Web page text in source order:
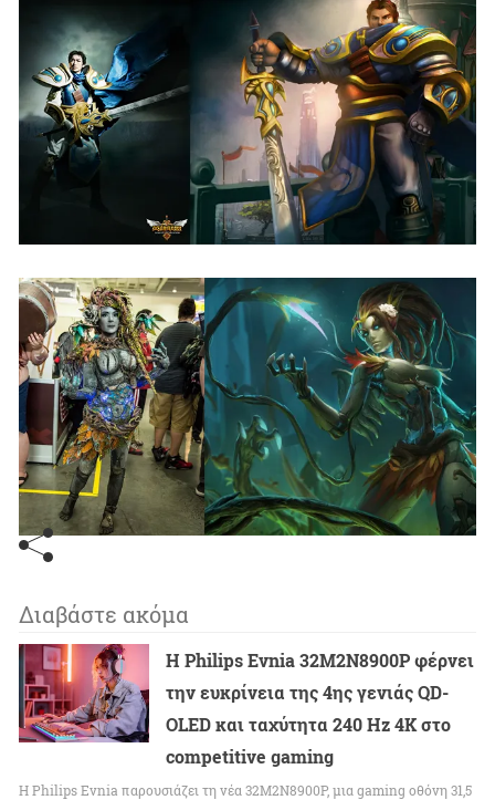
Διαβάστε ακόμα
Η Philips Evnia 32M2N8900P φέρνει
την ευκρίνεια της 4ης γενιάς QD-
OLED και ταχύτητα 240 Hz 4K στο
competitive gaming
Η Philips Evnia παρουσιάζει τη νέα 32M2N8900P, μια gaming οθόνη 31,5